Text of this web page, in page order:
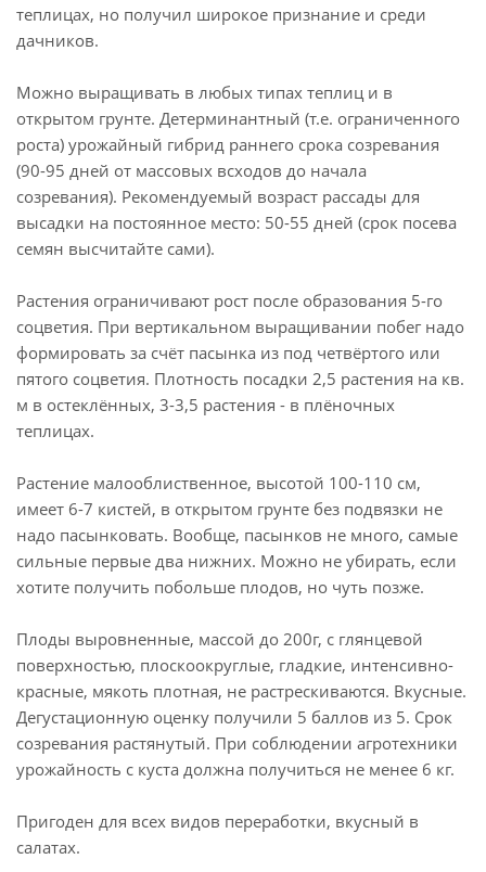
теплицах, но получил широкое признание и среди
дачников.
Можно выращивать в любых типах теплиц и в
открытом грунте. Детерминантный (т.е. ограниченного
роста) урожайный гибрид раннего срока созревания
(90-95 дней от массовых всходов до начала
созревания). Рекомендуемый возраст рассады для
высадки на постоянное место: 50-55 дней (срок посева
семян высчитайте сами).
Растения ограничивают рост после образования 5-го
соцветия. При вертикальном выращивании побег надо
формировать за счёт пасынка из под четвёртого или
пятого соцветия. Плотность посадки 2,5 растения на кв.
м в остеклённых, 3-3,5 растения - в плёночных
теплицах.
Растение малооблиственное, высотой 100-110 см,
имеет 6-7 кистей, в открытом грунте без подвязки не
надо пасынковать. Вообще, пасынков не много, самые
сильные первые два нижних. Можно не убирать, если
хотите получить побольше плодов, но чуть позже.
Плоды выровненные, массой до 200г, с глянцевой
поверхностью, плоскоокруглые, гладкие, интенсивно-
красные, мякоть плотная, не растрескиваются. Вкусные.
Дегустационную оценку получили 5 баллов из 5. Срок
созревания растянутый. При соблюдении агротехники
урожайность с куста должна получиться не менее 6 кг.
Пригоден для всех видов переработки, вкусный в
салатах.